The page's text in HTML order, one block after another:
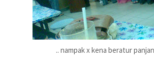
.. nampak x kena beratur